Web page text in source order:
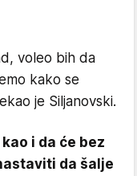
voleo bih da
kako se
je Siljanovski.
i da će bez
da šalje